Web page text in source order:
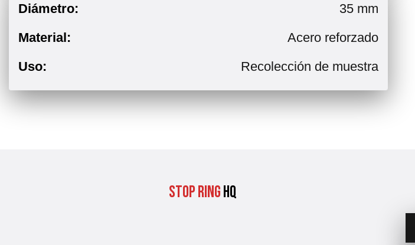
Diámetro:
35 mm
Material:
Acero reforzado
Uso:
Recolección de muestra
Stop RingHQ